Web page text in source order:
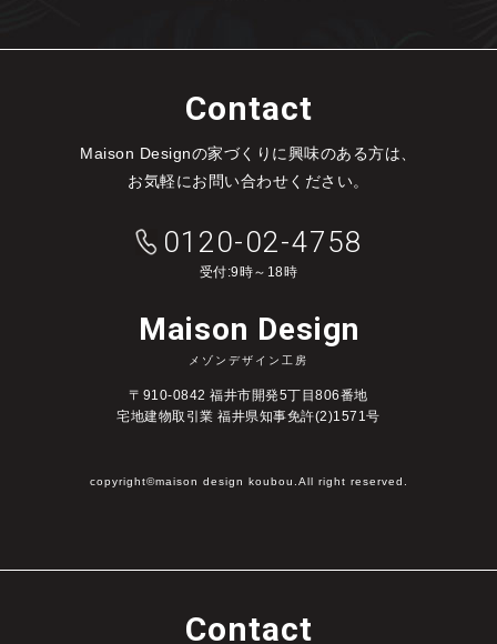
Contact
Maison Designの家づくりに興味のある方は、
お気軽にお問い合わせください。
0120-02-4758
受付:9時～18時
Maison Design
メゾンデザイン工房
〒910-0842 福井市開発5丁目806番地
宅地建物取引業 福井県知事免許(2)1571号
copyright©maison design koubou.All right reserved.
Contact